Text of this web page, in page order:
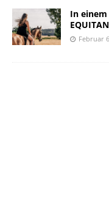
In
Februar